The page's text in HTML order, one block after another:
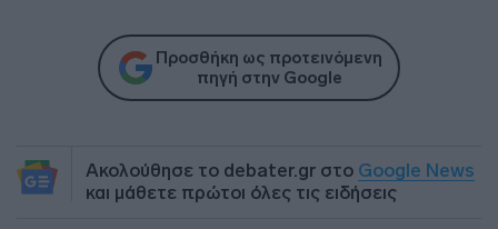
Προσθήκη ως προτεινόμενη
πηγή στην Google
Ακολούθησε το debater.gr στο Google News
και μάθετε πρώτοι όλες τις ειδήσεις